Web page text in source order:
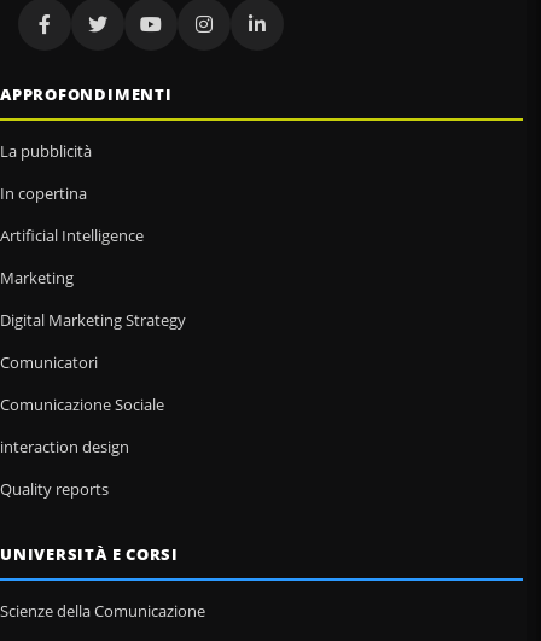
APPROFONDIMENTI
La pubblicità
In copertina
Artificial Intelligence
Marketing
Digital Marketing Strategy
Comunicatori
Comunicazione Sociale
interaction design
Quality reports
UNIVERSITÀ E CORSI
Scienze della Comunicazione